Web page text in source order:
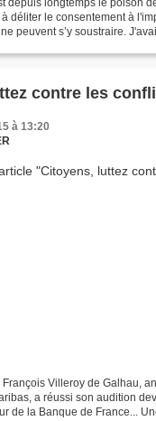
depuis longtemps le poison
déliter le consentement à
peuvent s’y soustraire.
contre les
à 13:20
François Villeroy de Galhau,
a réussi son audition
de la Banque de France...